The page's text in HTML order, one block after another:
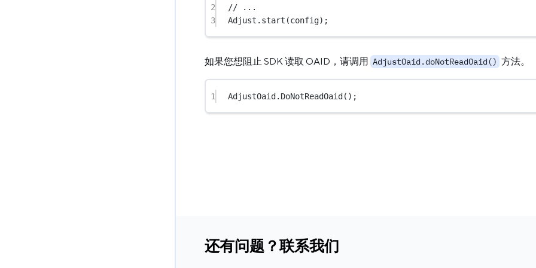
2
// ...
3
Adjust. start (config);
如果您想阻止 SDK 读取 OAID，请调用 AdjustOaid.doNotReadOaid() 方法。
1 AdjustOaid. DoNotReadOaid();
还有问题？联系我们